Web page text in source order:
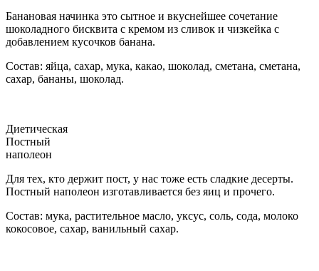
Банановая начинка это сытное и вкуснейшее сочетание
шоколадного бисквита с кремом из сливок и чизкейка с
добавлением кусочков банана.
Состав: яйца, сахар, мука, какао, шоколад, сметана, сметана,
сахар, бананы, шоколад.
Диетическая
Постный
наполеон
Для тех, кто держит пост, у нас тоже есть сладкие десерты.
Постный наполеон изготавливается без яиц и прочего.
Состав: мука, растительное масло, уксус, соль, сода, молоко
кокосовое, сахар, ванильный сахар.